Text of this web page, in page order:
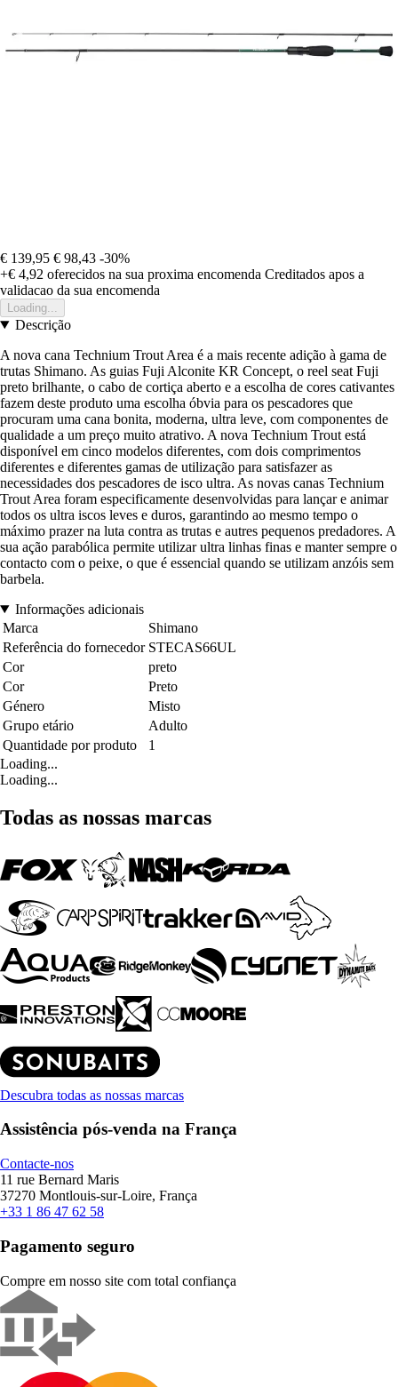
€ 139,95 € 98,43 -30%
+€ 4,92 oferecidos na sua proxima encomenda Creditados apos a
validacao da sua encomenda
Loading...
Descrição
A nova cana Technium Trout Area é a mais recente adição à gama de
trutas Shimano. As guias Fuji Alconite KR Concept, o reel seat Fuji
preto brilhante, o cabo de cortiça aberto e a escolha de cores cativantes
fazem deste produto uma escolha óbvia para os pescadores que
procuram uma cana bonita, moderna, ultra leve, com componentes de
qualidade a um preço muito atrativo. A nova Technium Trout está
disponível em cinco modelos diferentes, com dois comprimentos
diferentes e diferentes gamas de utilização para satisfazer as
necessidades dos pescadores de isco ultra. As novas canas Technium
Trout Area foram especificamente desenvolvidas para lançar e animar
todos os ultra iscos leves e duros, garantindo ao mesmo tempo o
máximo prazer na luta contra as trutas e autres pequenos predadores. A
sua ação parabólica permite utilizar ultra linhas finas e manter sempre o
contacto com o peixe, o que é essencial quando se utilizam anzóis sem
barbela.
Informações adicionais
Marca
Shimano
Referência do fornecedor STECAS66UL
Cor
preto
Cor
Preto
Género
Misto
Grupo etário
Adulto
Quantidade por produto
1
Loading...
Loading...
Todas as nossas marcas
Descubra todas as nossas marcas
Assistência pós-venda na França
Contacte-nos
11 rue Bernard Maris
37270 Montlouis-sur-Loire, França
+33 1 86 47 62 58
Pagamento seguro
Compre em nosso site com total confiança